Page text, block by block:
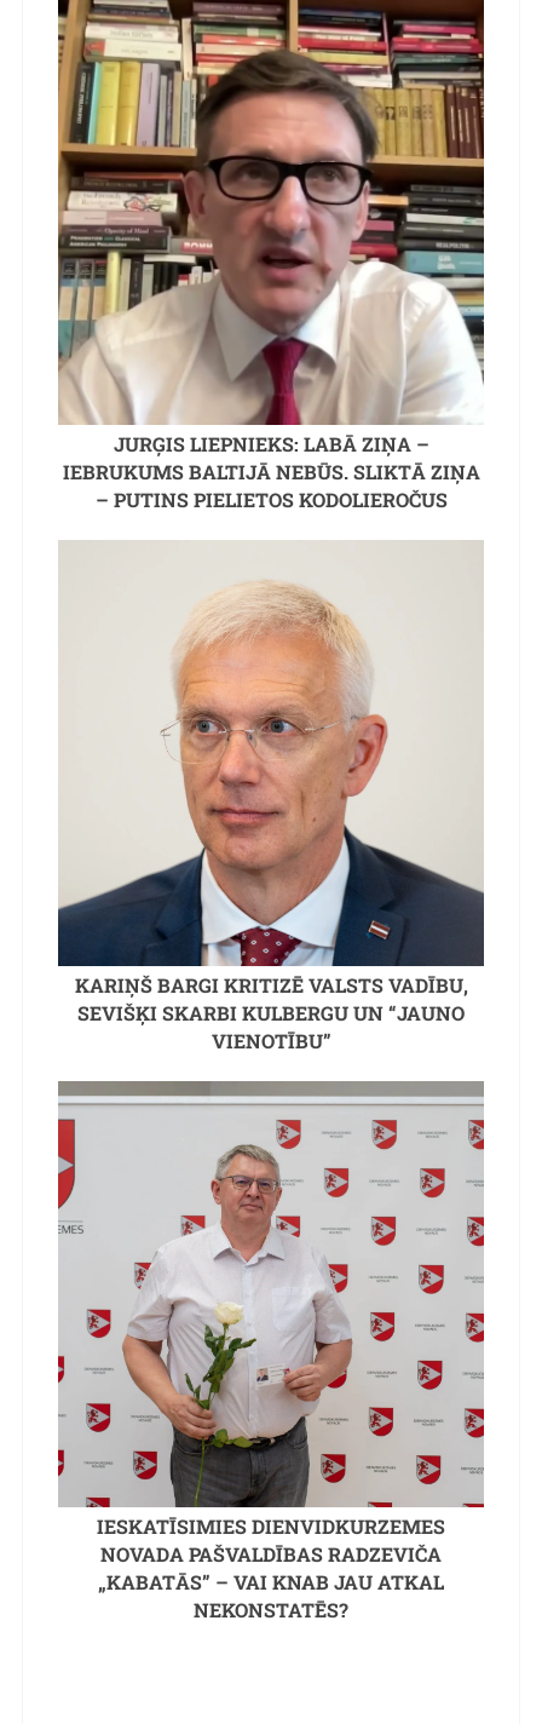
JURĢIS LIEPNIEKS: LABĀ ZIŅA –
IEBRUKUMS BALTIJĀ NEBŪS. SLIKTĀ ZIŅA
– PUTINS PIELIETOS KODOLIEROČUS
KARIŅŠ BARGI KRITIZĒ VALSTS VADĪBU,
SEVIŠĶI SKARBI KULBERGU UN “JAUNO
VIENOTĪBU”
IESKATĪSIMIES DIENVIDKURZEMES
NOVADA PAŠVALDĪBAS RADZEVIČA
„KABATĀS” – VAI KNAB JAU ATKAL
NEKONSTATĒS?